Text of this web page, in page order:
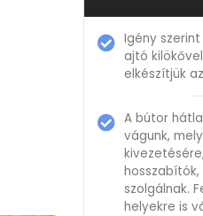
Igény
ajtó
elkészítjük
A bútor
vágunk,
szolgálnak.
helyekre is